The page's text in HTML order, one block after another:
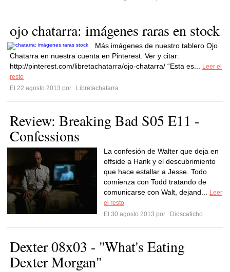
ojo chatarra: imágenes raras en stock
Más imágenes de nuestro tablero Ojo
Chatarra en nuestra cuenta en Pinterest. Ver y citar:
http://pinterest.com/libretachatarra/ojo-chatarra/ “Esta es...
Leer el
resto
El 22 agosto 2013 por
Libretachatarra
Review: Breaking Bad S05 E11 -
Confessions
La confesión de Walter que deja en
offside a Hank y el descubrimiento
que hace estallar a Jesse. Todo
comienza con Todd tratando de
comunicarse con Walt, dejand...
Leer
el resto
El 30 agosto 2013 por
Dioscaficho
Dexter 08x03 - "What's Eating
Dexter Morgan"